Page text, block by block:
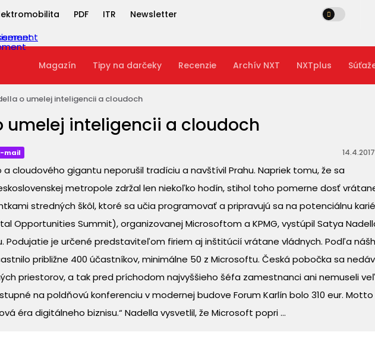
PDF ITR Newsletter
Magazín Tipy na darčeky Recenzie Archív NXT NXTplus
o umelej inteligencii a cloudoch
umelej inteligencii a cloudoch
mail 14.4.2017
cloudového gigantu neporušil tradíciu a navštívil Prahu. Napriek tomu, že sa
metropole zdržal len niekoľko hodín, stihol toho pomerne dosť
stredných škôl, ktoré sa učia programovať a pripravujú sa na potenciálnu
Opportunities Summit), organizovanej Microsoftom a KPMG, vystúpil Satya
Podujatie je určené predstaviteľom firiem aj inštitúcií vrátane vládnych. Podľa
približne 400 účastníkov, minimálne 50 z Microsoftu. Česká pobočka sa
priestorov, a tak pred príchodom najvyššieho šéfa zamestnanci ani nemuseli
na poldňovú konferenciu v modernej budove Forum Karlín bolo 310 eur. Motto
éra digitálneho biznisu.“ Nadella vysvetlil, že Microsoft popri ...